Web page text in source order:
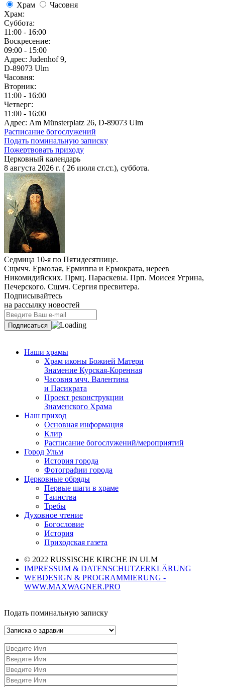
Храм
Часовня
Храм:
Суббота:
11:00 - 16:00
Воскресение:
09:00 - 15:00
Адрес: Judenhof 9,
D-89073 Ulm
Часовня:
Вторник:
11:00 - 16:00
Четверг:
11:00 - 16:00
Адрес: Am Münsterplatz 26, D-89073 Ulm
Расписание богослужений
Подать поминальную записку
Пожертвовать приходу
Церковный календарь
8 августа 2026 г. ( 26 июля ст.ст.), суббота.
Седмица 10-я по Пятидесятнице.
Сщмчч. Ермолая, Ермиппа и Ермократа, иереев
Никомидийских. Прмц. Параскевы. Прп. Моисея Угрина,
Печерского. Сщмч. Сергия пресвитера.
Подписывайтесь
на рассылку новостей
Наши храмы
Храм иконы Божией Матери
Знамение Курская-Коренная
Часовня мчч. Валентина
и Пасикрата
Проект реконструкции
Знаменского Храма
Наш приход
Основная информация
Клир
Расписание богослужений/мероприятий
Город Ульм
История города
Фотографии города
Церковные обряды
Первые шаги в храме
Таинства
Требы
Духовное чтение
Богословие
История
Приходская газета
© 2022 RUSSISCHE KIRCHE IN ULM
IMPRESSUM & DATENSCHUTZERKLÄRUNG
WEBDESIGN & PROGRAMMIERUNG -
WWW.MAXWAGNER.PRO
Подать поминальную записку